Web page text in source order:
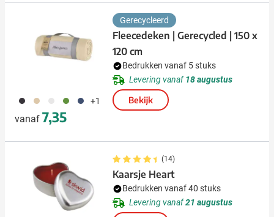
001 113 003 004 005 +1
vanaf 7,35
Gerecycleerd
Fleecedeken | Gerecycled | 150 x
120 cm
Bedrukken vanaf 5 stuks
Levering vanaf18 augustus
Bekijk
(14)
Kaarsje Heart
Bedrukken vanaf 40 stuks
Levering vanaf21 augustus